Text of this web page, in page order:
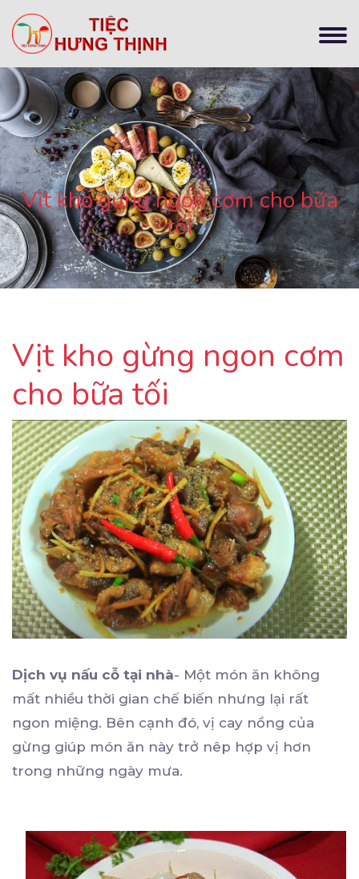
Vịt kho gừng ngon cơm cho bữa
tối
Vịt kho gừng ngon cơm
cho bữa tối
Dịch vụ nấu cỗ tại nhà- Một món ăn không
mất nhiều thời gian chế biến nhưng lại rất
ngon miệng. Bên cạnh đó, vị cay nồng của
gừng giúp món ăn này trở nêp hợp vị hơn
trong những ngày mưa.